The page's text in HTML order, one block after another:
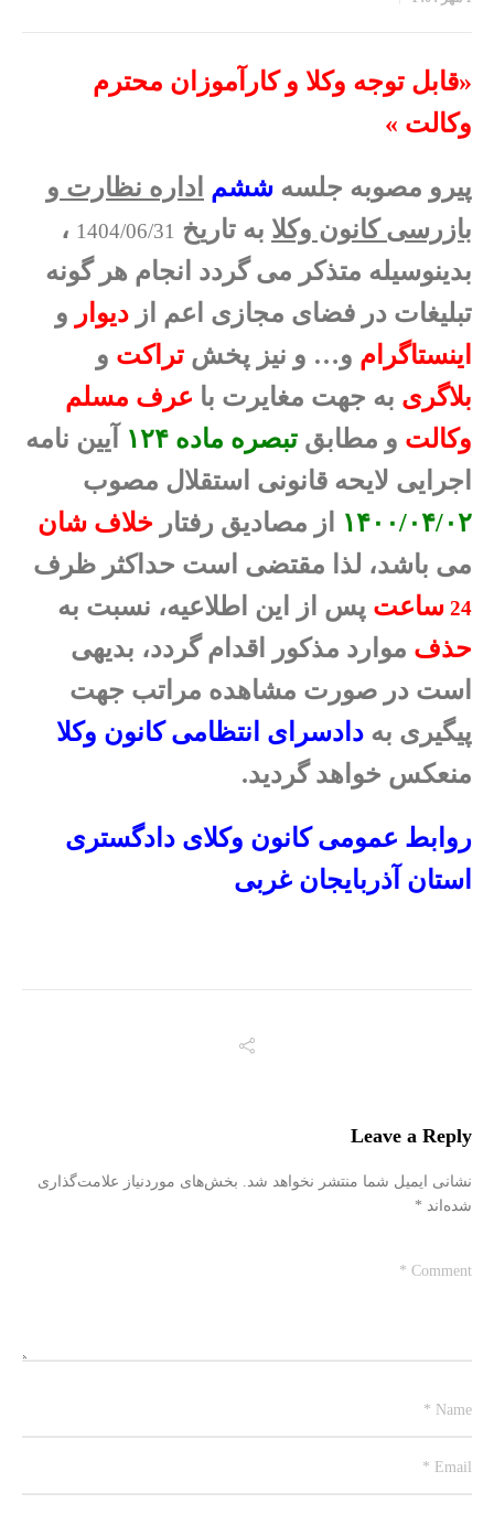
«قابل توجه وکلا و کارآموزان محترم
وکالت »
پیرو مصوبه جلسه ششم اداره نظارت و
بازرسی کانون وکلا به تاریخ 1404/06/31 ،
بدینوسیله متذکر می گردد انجام هر گونه
تبلیغات در فضای مجازی اعم از دیوار و
اینستاگرام و… و نیز پخش تراکت و
بلاگری به جهت مغایرت با عرف مسلم
وکالت و مطابق تبصره ماده ۱۲۴
آیین نامه
اجرایی لایحه قانونی استقلال مصوب
۱۴۰۰/۰۴/۰۲
از مصادیق رفتار خلاف شان
می باشد، لذا مقتضی است حداکثر ظرف
24 ساعت پس از این اطلاعیه، نسبت به
حذف موارد مذکور اقدام گردد، بدیهی
است در صورت مشاهده مراتب جهت
پیگیری به دادسرای انتظامی کانون وکلا
منعکس خواهد گردید.
روابط عمومی کانون وکلای دادگستری
استان آذربایجان غربی
Leave a Reply
نشانی ایمیل شما منتشر نخواهد شد. بخش‌های موردنیاز علامت‌گذاری
شده‌اند *